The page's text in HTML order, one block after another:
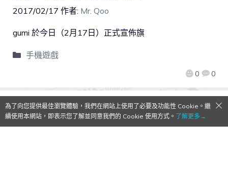
2017/02/17 作者: Mr. Qoo
0 0
gumi 於今日（2月17日）正式宣佈旗
手機遊戲
為了向您提供最佳瀏覽體驗，我們在網站上使用了必要及功能性 Cookie。繼
續使用本網站，即表示您了解並同意我們的 Cookie 使用方式。 了解更多→